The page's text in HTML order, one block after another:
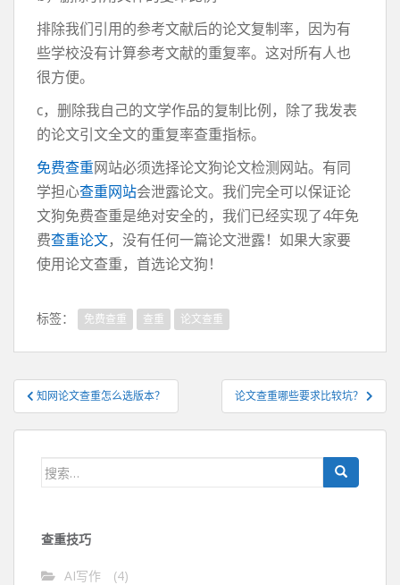
排除我们引用的参考文献后的论文复制率，因为有
些学校没有计算参考文献的重复率。这对所有人也
很方便。
c，删除我自己的文学作品的复制比例，除了我发表
的论文引文全文的重复率查重指标。
免费查重网站必须选择论文狗论文检测网站。有同
学担心查重网站会泄露论文。我们完全可以保证论
文狗免费查重是绝对安全的，我们已经实现了4年免
费查重论文，没有任何一篇论文泄露！如果大家要
使用论文查重，首选论文狗！
标签： 免费查重 查重 论文查重
文
章
导
知网论文查重怎么选版本？ 论文查重哪些要求比较坑？
搜
查重技巧
AI写作 (4)